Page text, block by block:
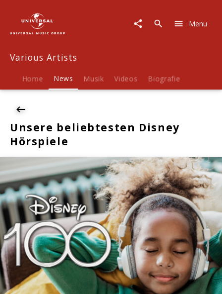
News
Unsere
Disney
Hörspiele
Menu
Various Artists
Home News Musik Videos Biografie
Unsere beliebtesten Disney
Hörspiele